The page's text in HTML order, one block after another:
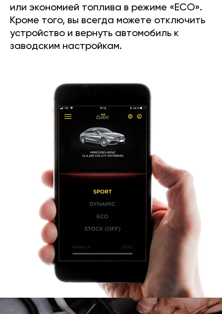
или экономией топлива в режиме «ECO».
Кроме того, вы всегда можете отключить
устройство и вернуть автомобиль к
заводским настройкам.